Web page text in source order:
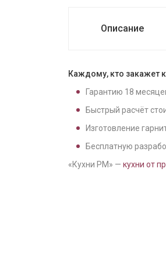
Описание
Каждому, кто закажет
Гарантию 18
Быстрый расчёт
Изготовление
Бесплатную
«Кухни РМ» — кухни от